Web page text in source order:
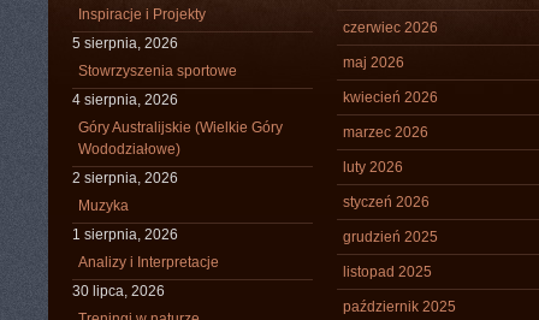
Inspiracje i Projekty
5 sierpnia, 2026
Stowrzyszenia sportowe
4 sierpnia, 2026
Góry Australijskie (Wielkie Góry
Wododziałowe)
2 sierpnia, 2026
Muzyka
1 sierpnia, 2026
Analizy i Interpretacje
30 lipca, 2026
czerwiec 2026
maj 2026
kwiecień 2026
marzec 2026
luty 2026
styczeń 2026
grudzień 2025
listopad 2025
październik 2025